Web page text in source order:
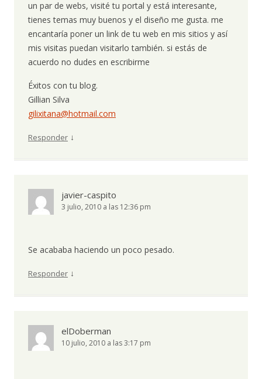
un par de webs, visité tu portal y está interesante,
tienes temas muy buenos y el diseño me gusta. me
encantaría poner un link de tu web en mis sitios y así
mis visitas puedan visitarlo también. si estás de
acuerdo no dudes en escribirme
Éxitos con tu blog.
Gillian Silva
gilixitana@hotmail.com
Responder ↓
javier-caspito
3 julio, 2010 a las 12:36 pm
Se acababa haciendo un poco pesado.
Responder ↓
elDoberman
10 julio, 2010 a las 3:17 pm